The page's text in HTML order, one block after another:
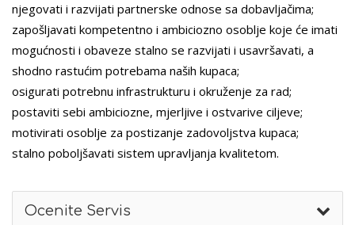
njegovati i razvijati partnerske odnose sa dobavljačima;
zapošljavati kompetentno i ambiciozno osoblje koje će imati
mogućnosti i obaveze stalno se razvijati i usavršavati, a
shodno rastućim potrebama naših kupaca;
osigurati potrebnu infrastrukturu i okruženje za rad;
postaviti sebi ambiciozne, mjerljive i ostvarive ciljeve;
motivirati osoblje za postizanje zadovoljstva kupaca;
stalno poboljšavati sistem upravljanja kvalitetom.
Ocenite Servis